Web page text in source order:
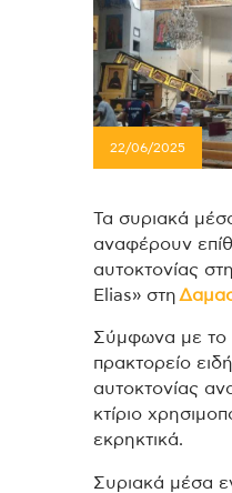
22/06/2025
Τα συριακά
αναφέρουν
αυτοκτονίας
Elias» στη
Σύμφωνα με το
πρακτορείο
αυτοκτονίας
κτίριο
εκρηκτικά.
Συριακά μέσα